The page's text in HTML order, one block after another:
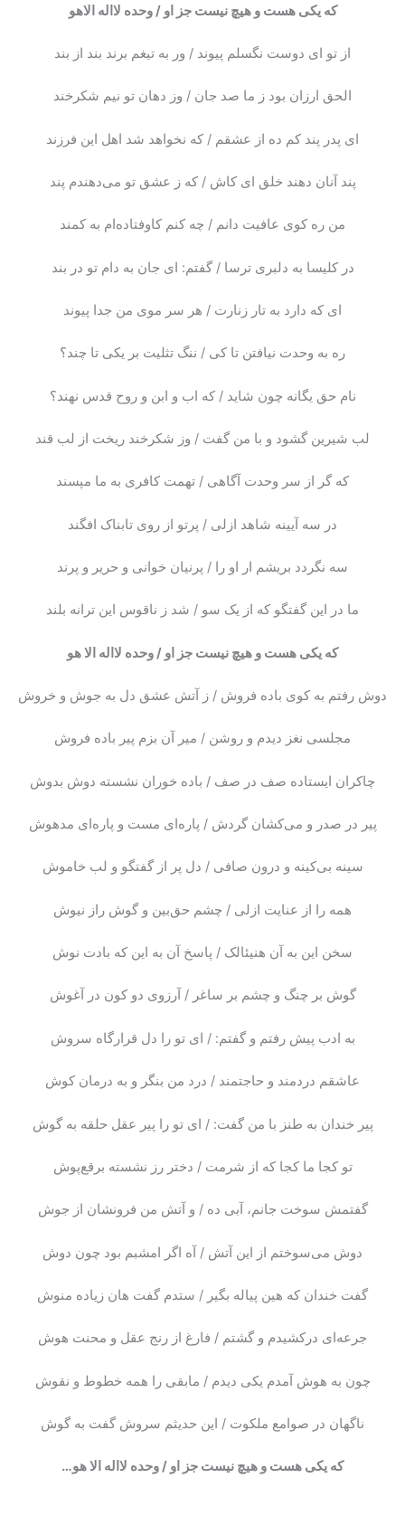
که یکی هست و هیچ نیست جز او / وحده لااله الاهو
از تو ای دوست نگسلم پیوند / ور به تیغم برند بند از بند
الحق ارزان بود ز ما صد جان / وز دهان تو نیم شکرخند
ای پدر پند کم ده از عشقم / که نخواهد شد اهل این فرزند
پند آنان دهند خلق ای کاش / که ز عشق تو می‌دهندم پند
من ره کوی عافیت دانم / چه کنم کاوفتاده‌ام به کمند
در کلیسا به دلبری ترسا / گفتم: ای جان به دام تو در بند
ای که دارد به تار زنارت / هر سر موی من جدا پیوند
ره به وحدت نیافتن تا کی / ننگ تثلیت بر یکی تا چند؟
نام حق یگانه چون شاید / که اب و ابن و روح قدس نهند؟
لب شیرین گشود و با من گفت / وز شکرخند ریخت از لب قند
که گر از سر وحدت آگاهی / تهمت کافری به ما مپسند
در سه آیینه شاهد ازلی / پرتو از روی تابناک افگند
سه نگردد بریشم ار او را / پرنیان خوانی و حریر و پرند
ما در این گفتگو که از یک سو / شد ز ناقوس این ترانه بلند
که یکی هست و هیچ نیست جز او / وحده لااله الا هو
دوش رفتم به کوی باده فروش / ز آتش عشق دل به جوش و خروش
مجلسی نغز دیدم و روشن / میر آن بزم پیر باده فروش
چاکران ایستاده صف در صف / باده خوران نشسته دوش بدوش
پیر در صدر و می‌کشان گردش / پاره‌ای مست و پاره‌ای مدهوش
سینه بی‌کینه و درون صافی / دل پر از گفتگو و لب خاموش
همه را از عنایت ازلی / چشم حق‌بین و گوش راز نیوش
سخن این به آن هنیئالک / پاسخ آن به این که بادت نوش
گوش بر چنگ و چشم بر ساغر / آرزوی دو کون در آغوش
به ادب پیش رفتم و گفتم: / ای تو را دل قرارگاه سروش
عاشقم دردمند و حاجتمند / درد من بنگر و به درمان کوش
پیر خندان به طنز با من گفت: / ای تو را پیر عقل حلقه به گوش
تو کجا ما کجا که از شرمت / دختر رز نشسته برقع‌پوش
گفتمش سوخت جانم، آبی ده / و آتش من فرونشان از جوش
دوش می‌سوختم از این آتش / آه اگر امشبم بود چون دوش
گفت خندان که هین پیاله بگیر / ستدم گفت هان زیاده منوش
جرعه‌ای درکشیدم و گشتم / فارغ از رنج عقل و محنت هوش
چون به هوش آمدم یکی دیدم / مابقی را همه خطوط و نقوش
ناگهان در صوامع ملکوت / این حدیثم سروش گفت به گوش
که یکی هست و هیچ نیست جز او / وحده لااله الا هو…